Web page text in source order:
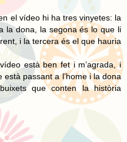
el vídeo hi ha tres vinyetes: la
la dona, la segona és lo que li
i la tercera és el que hauria
està ben fet i m’agrada, i
passant a l’home i la dona
que conten la història